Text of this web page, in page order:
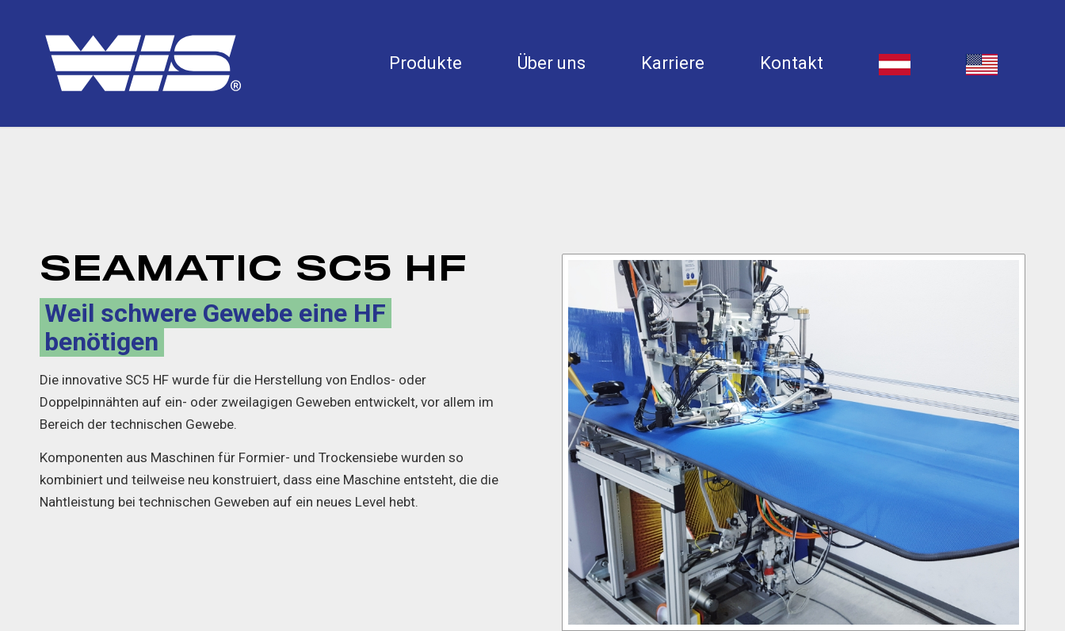
Produkte Über uns Karriere Kontakt
SEAMATIC SC5 HF
Weil schwere Gewebe eine HF
benötigen
Die innovative SC5 HF wurde für die Herstellung von Endlos- oder
Doppelpinnähten auf ein- oder zweilagigen Geweben entwickelt, vor allem im
Bereich der technischen Gewebe.
Komponenten aus Maschinen für Formier- und Trockensiebe wurden so
kombiniert und teilweise neu konstruiert, dass eine Maschine entsteht, die die
Nahtleistung bei technischen Geweben auf ein neues Level hebt.